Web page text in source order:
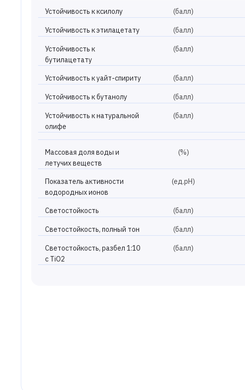
Устойчивость к ксилолу (балл)
Устойчивость к этилацетату (балл)
Устойчивость к
бутилацетату
(балл)
Устойчивость к уайт-спириту (балл)
Устойчивость к бутанолу (балл)
Устойчивость к натуральной
олифе
(балл)
Массовая доля воды и
летучих веществ
(%)
Показатель активности
водородных ионов
(ед.рН)
Светостойкость (балл)
Светостойкость, полный тон (балл)
Светостойкость, разбел 1:10
с TiO2
(балл)